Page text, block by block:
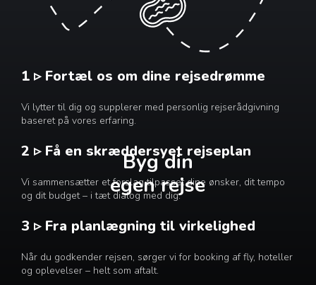
Byg din
egen rejse
1 ▹ Fortæl os om dine rejsedrømme
Vi lytter til dig og supplerer med personlig rejserådgivning
baseret på vores erfaring.
2 ▹ Få en skræddersyet rejseplan
Vi sammensætter et forslag tilpasset dine ønsker, dit tempo
og dit budget – i tæt dialog med dig.
3 ▹ Fra planlægning til virkelighed
Når du godkender rejsen, sørger vi for booking af fly, hoteller
og oplevelser – helt som aftalt.